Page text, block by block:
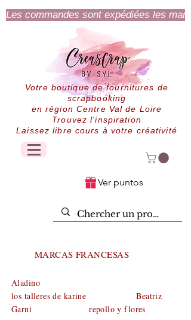
Les commandes sont expédiées les
Votre boutique de fournitures de
scrapbooking
en région Centre Val de Loire
Trouvez l'inspiration
Laissez libre cours à votre créativité
Ver puntos
MARCAS FRANCESAS
Aladino
los talleres de karine
Beatriz
Garni
repollo y flores